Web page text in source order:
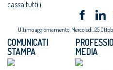
cassa tutti i
Ultimo aggiornamento: Mercoledì, 25
COMUNICATI
STAMPA
MEDIA